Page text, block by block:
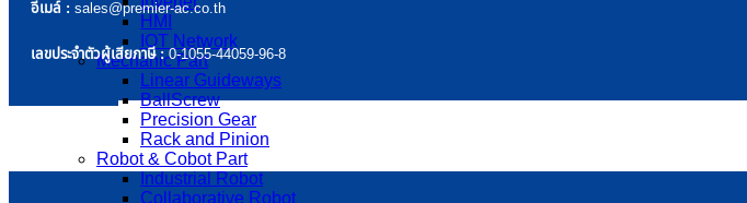
HMI
IOT Network
Mechanic Part
Linear Guideways
BallScrew
Precision Gear
Rack and Pinion
Robot & Cobot Part
Industrial Robot
Collaborative Robot
อีเมล์ : sales@premier-ac.co.th
เลขประจำตัวผู้เสียภาษี :0-1055-44059-96-8